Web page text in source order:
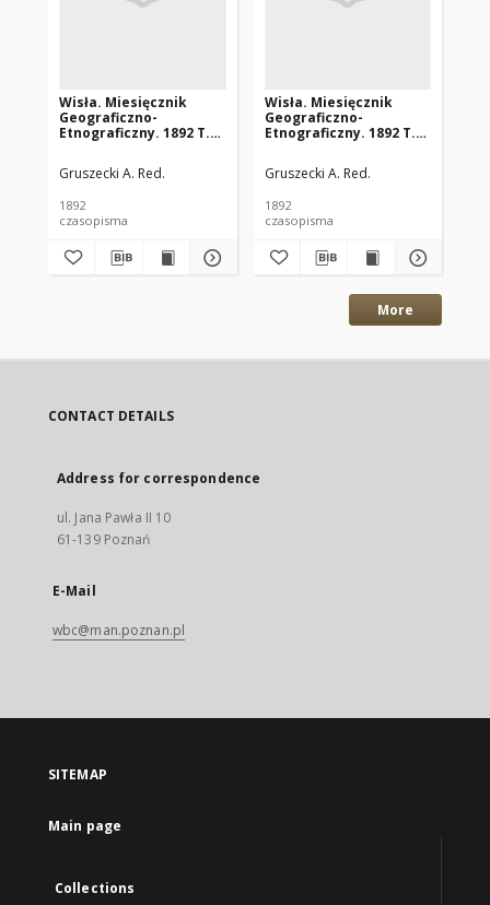
Wisła. Miesięcznik
Geograficzno-
Etnograficzny. 1892 T.6
Gruszecki A. Red.
1892
czasopisma
Wisła. Miesięcznik
Geograficzno-
Etnograficzny. 1892 T.6
Gruszecki A. Red.
1892
czasopisma
More
CONTACT DETAILS
Address for correspondence
ul. Jana Pawła II 10
61-139 Poznań
E-Mail
wbc@man.poznan.pl
SITEMAP
Main page
Collections